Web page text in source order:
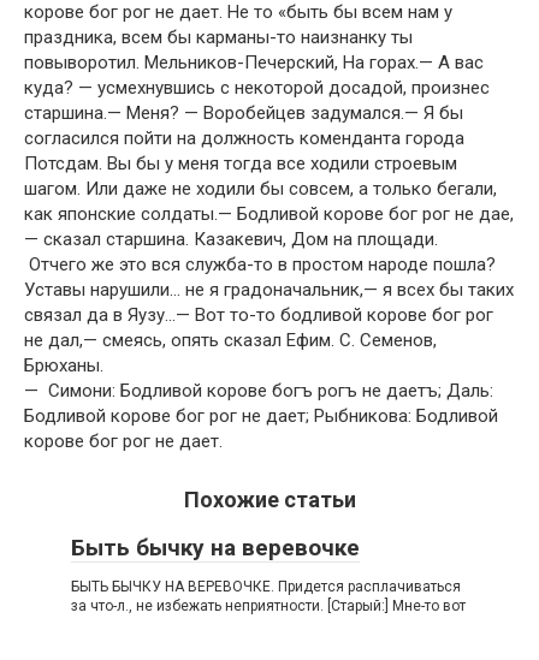
корове бог рог не дает. Не то «быть бы всем нам у
праздника, всем бы карманы-то наизнанку ты
повыворотил. Мельников-Печерский, На горах.— А вас
куда? — усмехнувшись с некоторой досадой, произнес
старшина.— Меня? — Воробейцев задумался.— Я бы
согласился пойти на должность коменданта города
Потсдам. Вы бы у меня тогда все ходили строевым
шагом. Или даже не ходили бы совсем, а только бегали,
как японские солдаты.— Бодливой корове бог рог не дае,
— сказал старшина. Казакевич, Дом на площади.
Отчего же это вся служба-то в простом народе пошла?
Уставы нарушили… не я градоначальник,— я всех бы таких
связал да в Яузу…— Вот то-то бодливой корове бог рог
не дал,— смеясь, опять сказал Ефим. С. Семенов,
Брюханы.
— Симони: Бодливой корове богъ рогъ не даетъ; Даль:
Бодливой корове бог рог не дает; Рыбникова: Бодливой
корове бог рог не дает.
Похожие статьи
Быть бычку на веревочке
БЫТЬ БЫЧКУ НА ВЕРЕВОЧКЕ. Придется расплачиваться
за что-л., не избежать неприятности. [Старый:] Мне-то вот